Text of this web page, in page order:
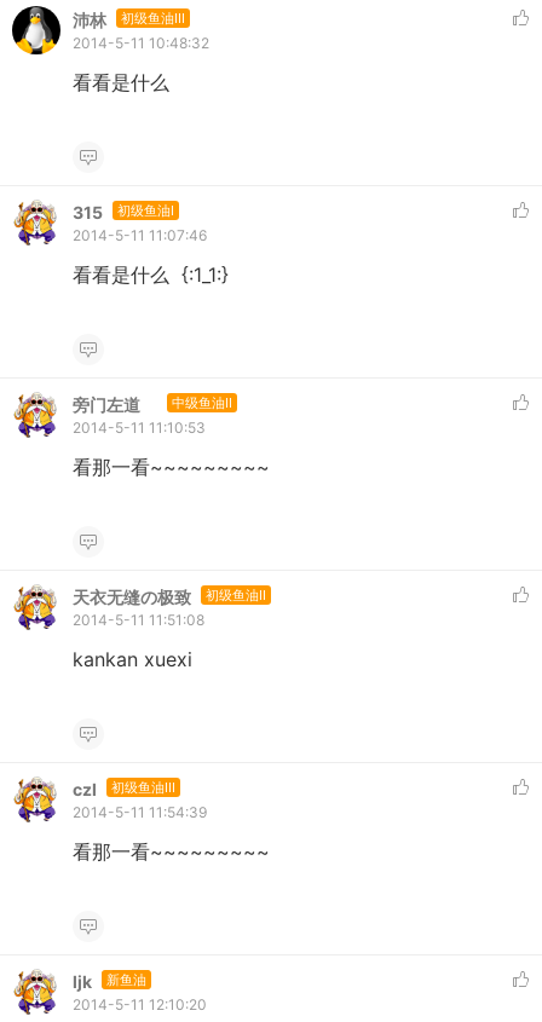
沛林 初级鱼油III
2014-5-11 10:48:32
看看是什么
315 初级鱼油I
2014-5-11 11:07:46
看看是什么 {:1_1:}
旁门左道ゝ 中级鱼油II
2014-5-11 11:10:53
看那一看~~~~~~~~~
天衣无缝の极致 初级鱼油II
2014-5-11 11:51:08
kankan xuexi
czl 初级鱼油III
2014-5-11 11:54:39
看那一看~~~~~~~~~
ljk 新鱼油
2014-5-11 12:10:20